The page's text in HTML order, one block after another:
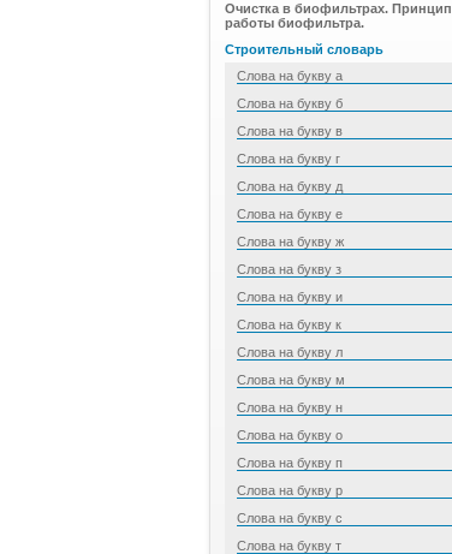
Очистка в биофильтрах. Принцип
работы биофильтра.
Строительный словарь
Слова на букву а
Слова на букву б
Слова на букву в
Слова на букву г
Слова на букву д
Слова на букву е
Слова на букву ж
Слова на букву з
Слова на букву и
Слова на букву к
Слова на букву л
Слова на букву м
Слова на букву н
Слова на букву о
Слова на букву п
Слова на букву р
Слова на букву с
Слова на букву т